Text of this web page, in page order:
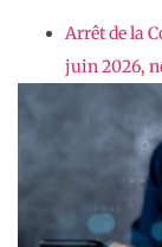
Arrêt de la
juin 2026,